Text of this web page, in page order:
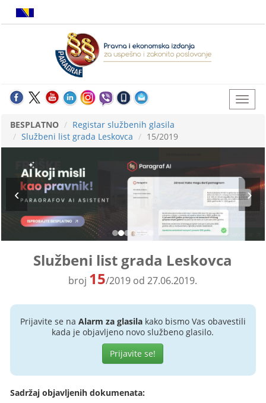
BESPLATNO
Registar službenih glasila
Službeni list grada Leskovca
15/2019
Službeni list grada Leskovca
broj 15/2019 od 27.06.2019.
Prijavite se na Alarm za glasilakako bismo Vas obavestili
kada je objavljeno novo službeno glasilo.
Prijavite se!
Sadržaj objavljenih dokumenata: